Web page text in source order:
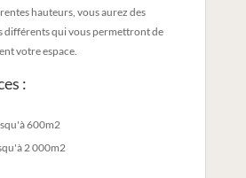
hauteurs, vous aurez des
différents qui vous permettront de
votre espace.
:
600m2
2 000m2